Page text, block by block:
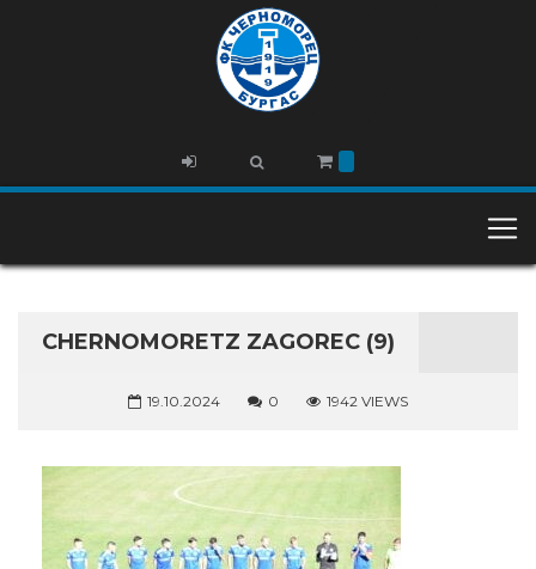
CHERNOMORETZ ZAGOREC (9)
19.10.2024 0 1942 VIEWS